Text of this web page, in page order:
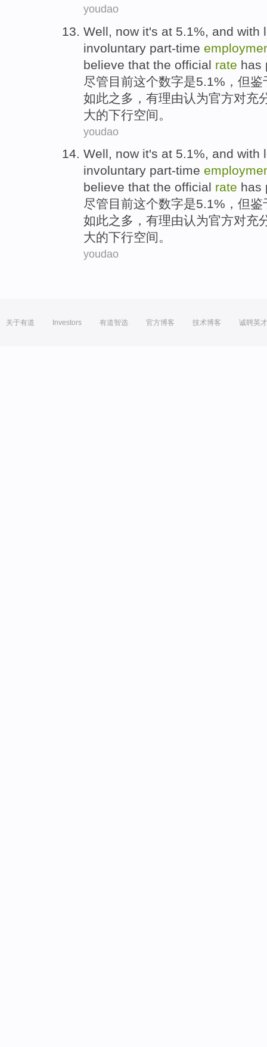
youdao
Well now it's at 5.1%, and with
involuntary part-time
believe that the official rate has
尽管目前这个数字是5.1%， 但鉴
如此之 多 ， 有理由认为官方对充
大的下行空间 。
youdao
Well, now it's at 5.1%, and with
involuntary part-time
believe that the official rate has
尽管目前这个数字是5.1%， 但鉴
如此之 多 ， 有理由认为官方对充
大的下行空间。
youdao
关于有道 Investors 有道智选 官方博客 技术博客 诚聘英才